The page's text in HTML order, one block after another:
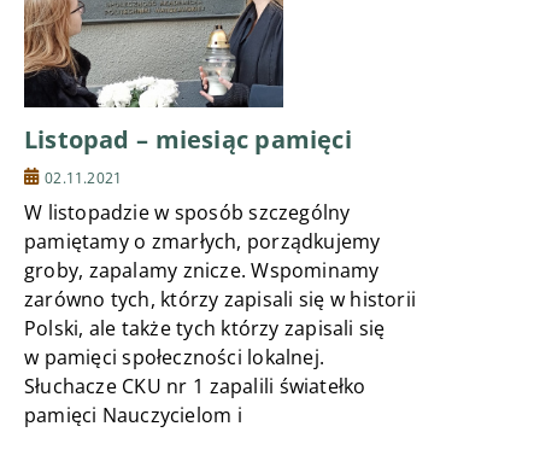
Listopad – miesiąc pamięci
02.11.2021
W listopadzie w sposób szczególny
pamiętamy o zmarłych, porządkujemy
groby, zapalamy znicze. Wspominamy
zarówno tych, którzy zapisali się w historii
Polski, ale także tych którzy zapisali się
w pamięci społeczności lokalnej.
Słuchacze CKU nr 1 zapalili światełko
pamięci Nauczycielom i